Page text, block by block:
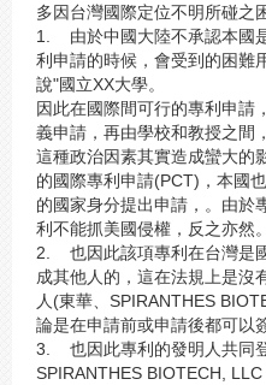
多因台灣國際定位不明所碰之
1. 由於中國大陸不承認本國
利申請的時候，會受到的困難
說"國立XX大學。
因此在國際間可行的專利申請
義申請，再由學校和教授之間
這種政治因素其實造成蠻大的
的國際專利申請(PCT)，本國
的國家身分提出申請，。由於
利不能抓美國侵權，反之亦然。
2. 也因此該項專利在台灣是
成其他人的，這在法規上是沒
人(東華、SPIRANTHES
論是在申請前或申請後都可以
3. 也因此專利的發明人共同
SPIRANTHES BIOTECH,